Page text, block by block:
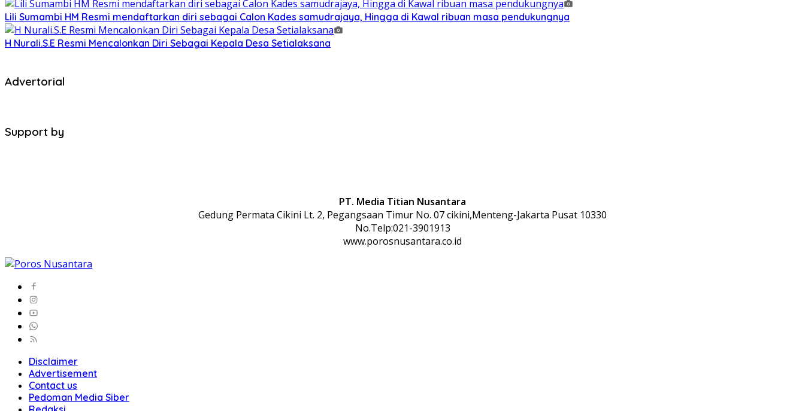
Lili Sumambi HM Resmi mendaftarkan diri sebagai Calon Kades samudrajaya, Hingga di Kawal ribuan masa pendukungnya
H Nurali.S.E Resmi Mencalonkan Diri Sebagai Kepala Desa Setialaksana
Advertorial
Support by
PT. Media Titian Nusantara
Gedung Permata Cikini Lt. 2, Pegangsaan Timur No. 07 cikini,Menteng-Jakarta Pusat 10330
No.Telp:021-3901913
www.porosnusantara.co.id
Disclaimer
Advertisement
Contact us
Pedoman Media Siber